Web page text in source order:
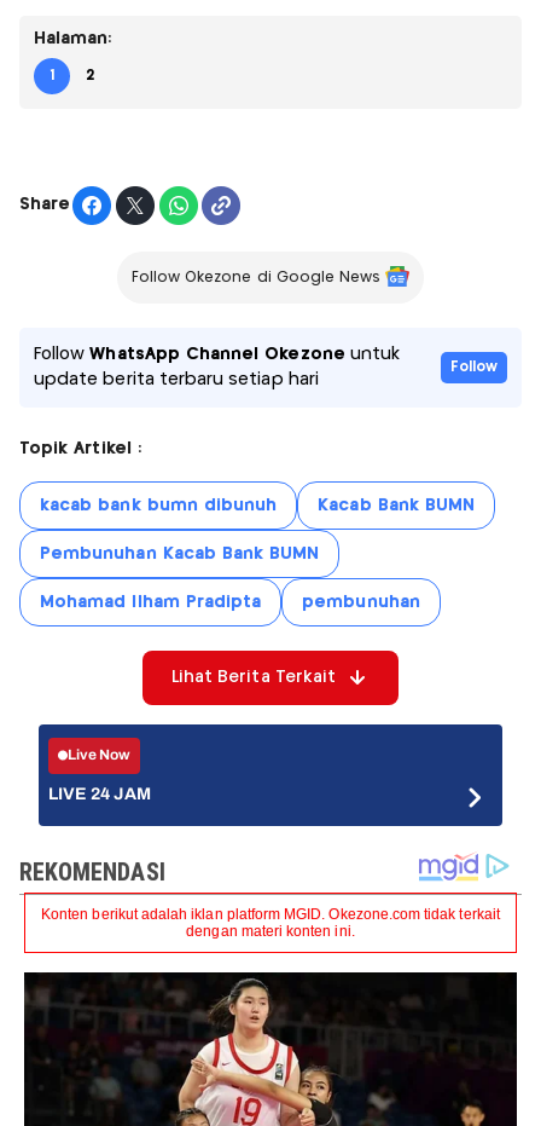
Halaman:
1 2
Share
Follow Okezone di Google News
FollowWhatsApp Channel Okezone untuk
update berita terbaru setiap hari
Follow
Topik Artikel :
kacab bank bumn dibunuh Kacab Bank BUMN
Pembunuhan Kacab Bank BUMN
Mohamad Ilham Pradipta pembunuhan
Lihat Berita Terkait
Live Now
LIVE 24 JAM